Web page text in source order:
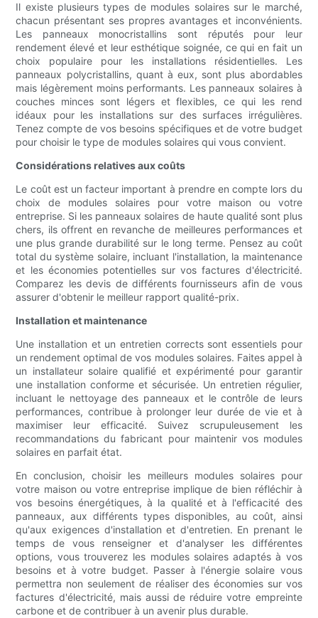
Il existe plusieurs types de modules solaires sur le marché,
chacun présentant ses propres avantages et inconvénients.
Les panneaux monocristallins sont réputés pour leur
rendement élevé et leur esthétique soignée, ce qui en fait un
choix populaire pour les installations résidentielles. Les
panneaux polycristallins, quant à eux, sont plus abordables
mais légèrement moins performants. Les panneaux solaires à
couches minces sont légers et flexibles, ce qui les rend
idéaux pour les installations sur des surfaces irrégulières.
Tenez compte de vos besoins spécifiques et de votre budget
pour choisir le type de modules solaires qui vous convient.
Considérations relatives aux coûts
Le coût est un facteur important à prendre en compte lors du
choix de modules solaires pour votre maison ou votre
entreprise. Si les panneaux solaires de haute qualité sont plus
chers, ils offrent en revanche de meilleures performances et
une plus grande durabilité sur le long terme. Pensez au coût
total du système solaire, incluant l'installation, la maintenance
et les économies potentielles sur vos factures d'électricité.
Comparez les devis de différents fournisseurs afin de vous
assurer d'obtenir le meilleur rapport qualité-prix.
Installation et maintenance
Une installation et un entretien corrects sont essentiels pour
un rendement optimal de vos modules solaires. Faites appel à
un installateur solaire qualifié et expérimenté pour garantir
une installation conforme et sécurisée. Un entretien régulier,
incluant le nettoyage des panneaux et le contrôle de leurs
performances, contribue à prolonger leur durée de vie et à
maximiser leur efficacité. Suivez scrupuleusement les
recommandations du fabricant pour maintenir vos modules
solaires en parfait état.
En conclusion, choisir les meilleurs modules solaires pour
votre maison ou votre entreprise implique de bien réfléchir à
vos besoins énergétiques, à la qualité et à l'efficacité des
panneaux, aux différents types disponibles, au coût, ainsi
qu'aux exigences d'installation et d'entretien. En prenant le
temps de vous renseigner et d'analyser les différentes
options, vous trouverez les modules solaires adaptés à vos
besoins et à votre budget. Passer à l'énergie solaire vous
permettra non seulement de réaliser des économies sur vos
factures d'électricité, mais aussi de réduire votre empreinte
carbone et de contribuer à un avenir plus durable.